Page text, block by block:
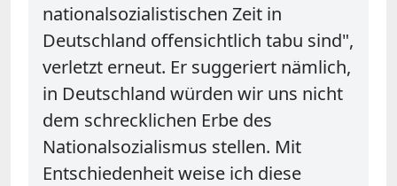
nationalsozialistischen Zeit in
Deutschland offensichtlich tabu sind",
verletzt erneut. Er suggeriert nämlich,
in Deutschland würden wir uns nicht
dem schrecklichen Erbe des
Nationalsozialismus stellen. Mit
Entschiedenheit weise ich diese